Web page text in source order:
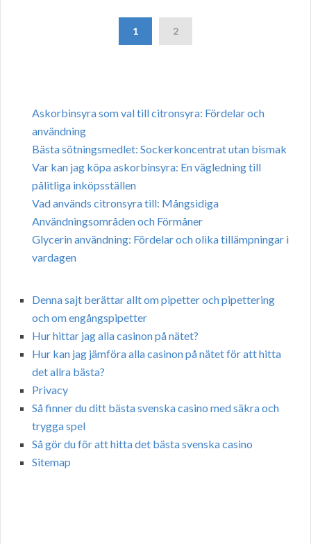
1 2
Askorbinsyra som val till citronsyra: Fördelar och
användning
Bästa sötningsmedlet: Sockerkoncentrat utan bismak
Var kan jag köpa askorbinsyra: En vägledning till
pålitliga inköpsställen
Vad används citronsyra till: Mångsidiga
Användningsområden och Förmåner
Glycerin användning: Fördelar och olika tillämpningar i
vardagen
Denna sajt berättar allt om pipetter och pipettering
och om engångspipetter
Hur hittar jag alla casinon på nätet?
Hur kan jag jämföra alla casinon på nätet för att hitta
det allra bästa?
Privacy
Så finner du ditt bästa svenska casino med säkra och
trygga spel
Så gör du för att hitta det bästa svenska casino
Sitemap